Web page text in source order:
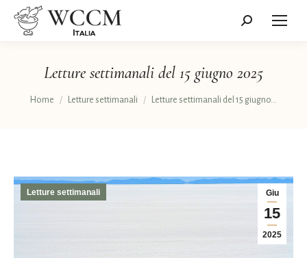
Cerca:
Letture settimanali del 15 giugno 2025
Tu sei qui:
Home Letture settimanali Letture settimanali del 15 giugno…
Giu
15
2025
Letture settimanali